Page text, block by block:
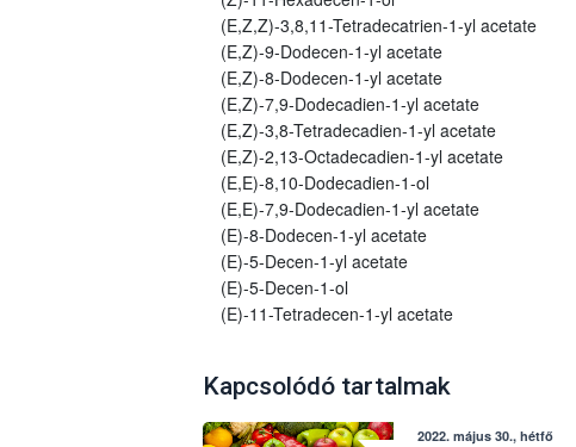
(E,Z,Z)-3,8,11-Tetradecatrien-1-yl acetate
(E,Z)-9-Dodecen-1-yl acetate
(E,Z)-8-Dodecen-1-yl acetate
(E,Z)-7,9-Dodecadien-1-yl acetate
(E,Z)-3,8-Tetradecadien-1-yl acetate
(E,Z)-2,13-Octadecadien-1-yl acetate
(E,E)-8,10-Dodecadien-1-ol
(E,E)-7,9-Dodecadien-1-yl acetate
(E)-8-Dodecen-1-yl acetate
(E)-5-Decen-1-yl acetate
(E)-5-Decen-1-ol
(E)-11-Tetradecen-1-yl acetate
Kapcsolódó tartalmak
2022. május 30., hétfő